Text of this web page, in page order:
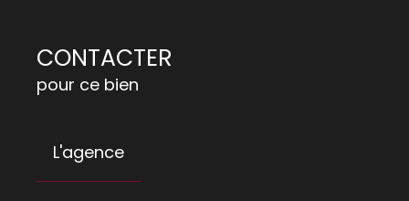
CONTACTER
pour ce bien
L'agence